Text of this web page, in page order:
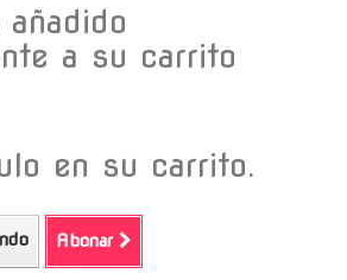
a
a su carrito
en su carrito.
Abonar